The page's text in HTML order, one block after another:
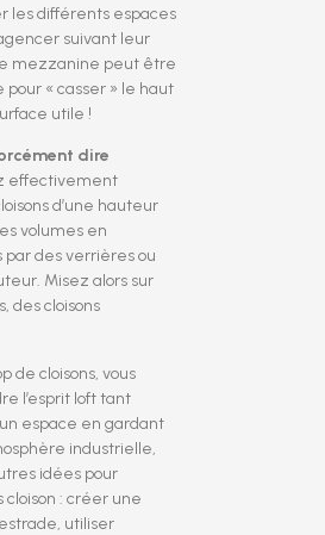
les différents espaces
suivant leur
mezzanine peut être
« casser » le haut
utile !
dire
effectivement
d’une hauteur
volumes en
des verrières ou
Misez alors sur
des cloisons
de cloisons, vous
l’esprit loft tant
espace en gardant
industrielle,
idées pour
: créer une
utiliser